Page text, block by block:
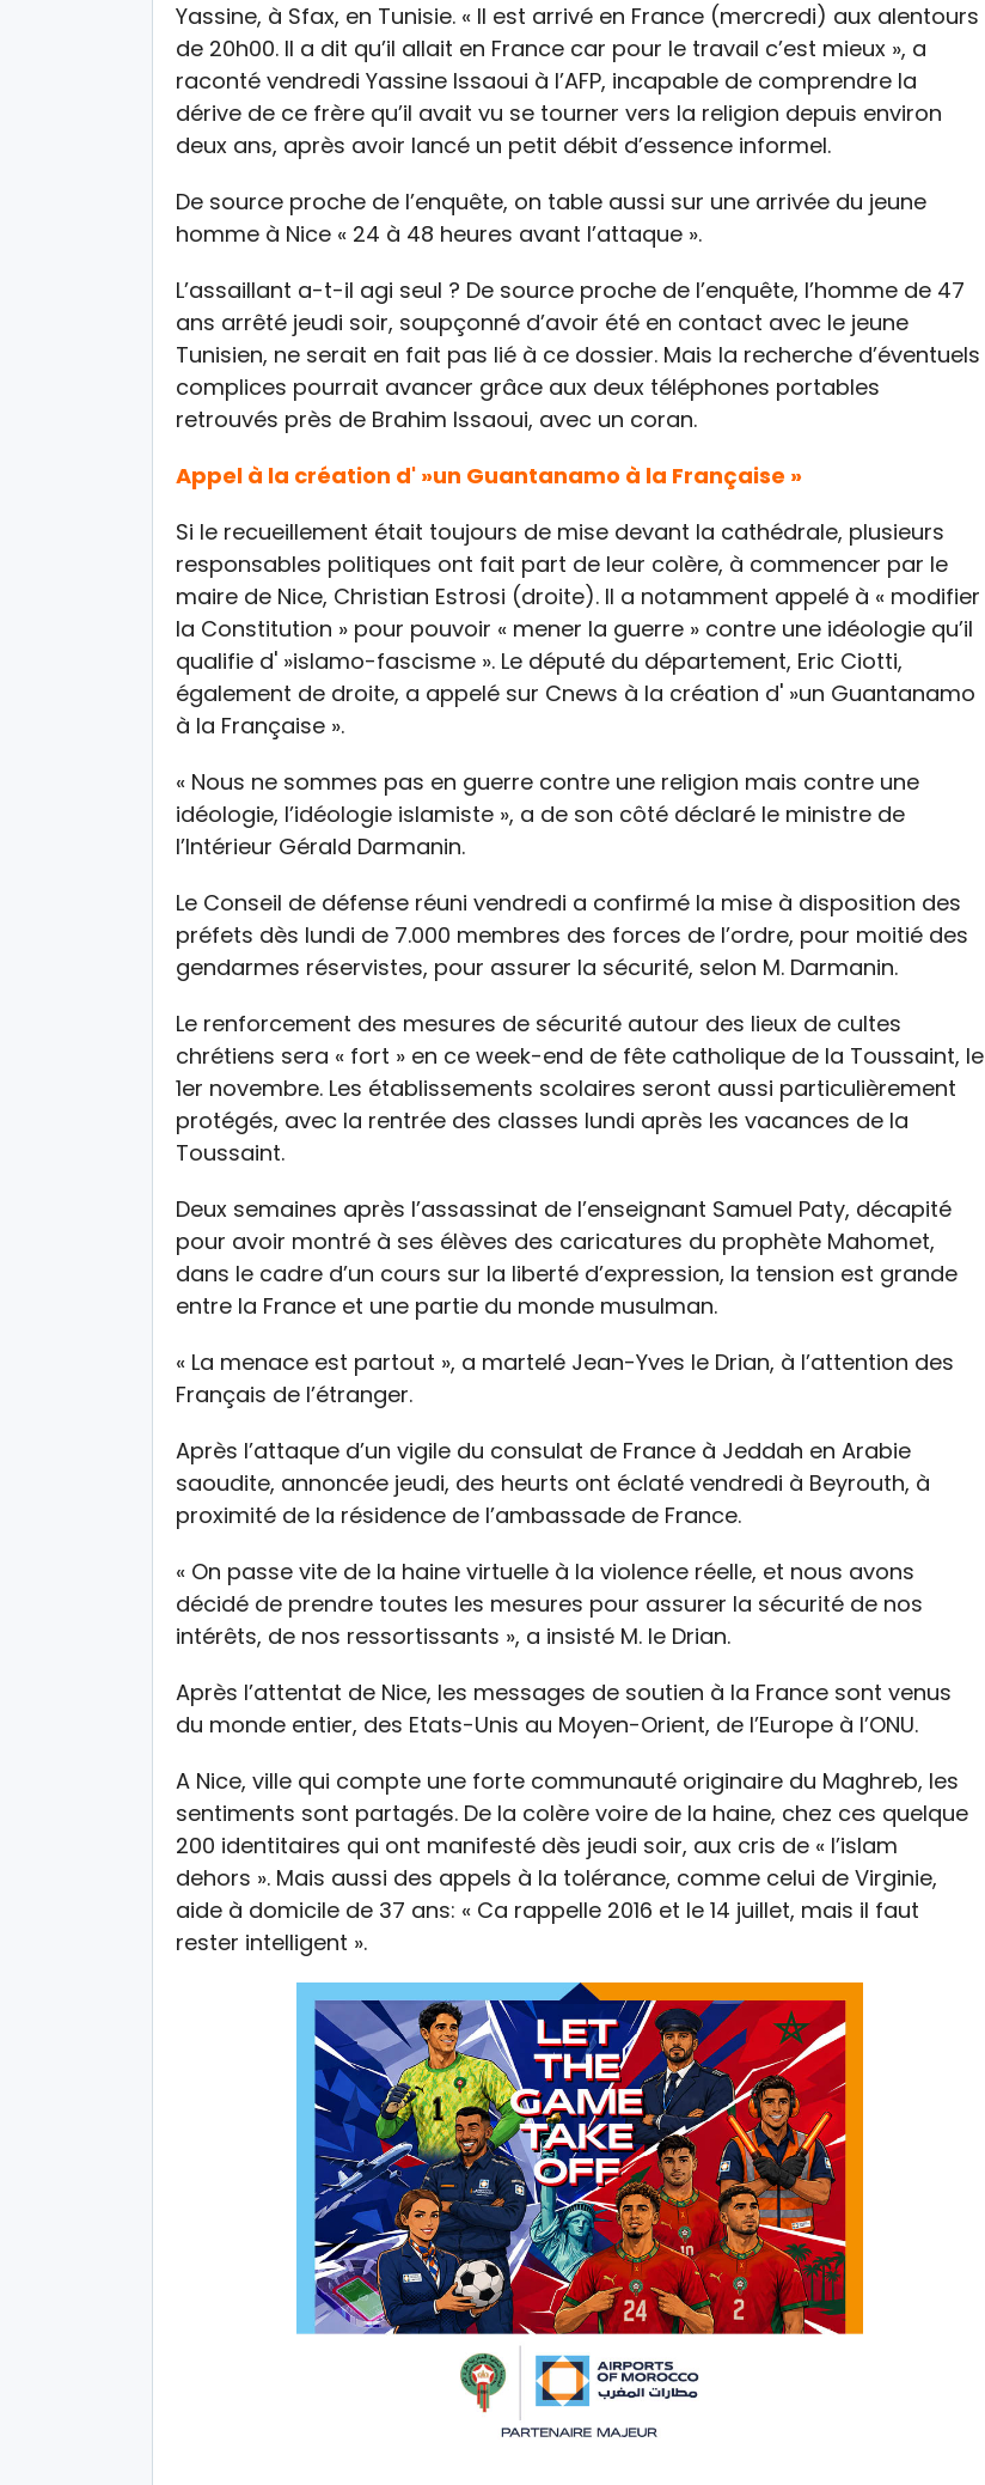
Yassine, à Sfax, en Tunisie. « Il est arrivé en France (mercredi) aux alentours
de 20h00. Il a dit qu’il allait en France car pour le travail c’est mieux », a
raconté vendredi Yassine Issaoui à l’AFP, incapable de comprendre la
dérive de ce frère qu’il avait vu se tourner vers la religion depuis environ
deux ans, après avoir lancé un petit débit d’essence informel.
De source proche de l’enquête, on table aussi sur une arrivée du jeune
homme à Nice « 24 à 48 heures avant l’attaque ».
L’assaillant a-t-il agi seul ? De source proche de l’enquête, l’homme de 47
ans arrêté jeudi soir, soupçonné d’avoir été en contact avec le jeune
Tunisien, ne serait en fait pas lié à ce dossier. Mais la recherche d’éventuels
complices pourrait avancer grâce aux deux téléphones portables
retrouvés près de Brahim Issaoui, avec un coran.
Appel à la création d' »un Guantanamo à la Française »
Si le recueillement était toujours de mise devant la cathédrale, plusieurs
responsables politiques ont fait part de leur colère, à commencer par le
maire de Nice, Christian Estrosi (droite). Il a notamment appelé à « modifier
la Constitution » pour pouvoir « mener la guerre » contre une idéologie qu’il
qualifie d' »islamo-fascisme ». Le député du département, Eric Ciotti,
également de droite, a appelé sur Cnews à la création d' »un Guantanamo
à la Française ».
« Nous ne sommes pas en guerre contre une religion mais contre une
idéologie, l’idéologie islamiste », a de son côté déclaré le ministre de
l’Intérieur Gérald Darmanin.
Le Conseil de défense réuni vendredi a confirmé la mise à disposition des
préfets dès lundi de 7.000 membres des forces de l’ordre, pour moitié des
gendarmes réservistes, pour assurer la sécurité, selon M. Darmanin.
Le renforcement des mesures de sécurité autour des lieux de cultes
chrétiens sera « fort » en ce week-end de fête catholique de la Toussaint, le
1er novembre. Les établissements scolaires seront aussi particulièrement
protégés, avec la rentrée des classes lundi après les vacances de la
Toussaint.
Deux semaines après l’assassinat de l’enseignant Samuel Paty, décapité
pour avoir montré à ses élèves des caricatures du prophète Mahomet,
dans le cadre d’un cours sur la liberté d’expression, la tension est grande
entre la France et une partie du monde musulman.
« La menace est partout », a martelé Jean-Yves le Drian, à l’attention des
Français de l’étranger.
Après l’attaque d’un vigile du consulat de France à Jeddah en Arabie
saoudite, annoncée jeudi, des heurts ont éclaté vendredi à Beyrouth, à
proximité de la résidence de l’ambassade de France.
« On passe vite de la haine virtuelle à la violence réelle, et nous avons
décidé de prendre toutes les mesures pour assurer la sécurité de nos
intérêts, de nos ressortissants », a insisté M. le Drian.
Après l’attentat de Nice, les messages de soutien à la France sont venus
du monde entier, des Etats-Unis au Moyen-Orient, de l’Europe à l’ONU.
A Nice, ville qui compte une forte communauté originaire du Maghreb, les
sentiments sont partagés. De la colère voire de la haine, chez ces quelque
200 identitaires qui ont manifesté dès jeudi soir, aux cris de « l’islam
dehors ». Mais aussi des appels à la tolérance, comme celui de Virginie,
aide à domicile de 37 ans: « Ca rappelle 2016 et le 14 juillet, mais il faut
rester intelligent ».